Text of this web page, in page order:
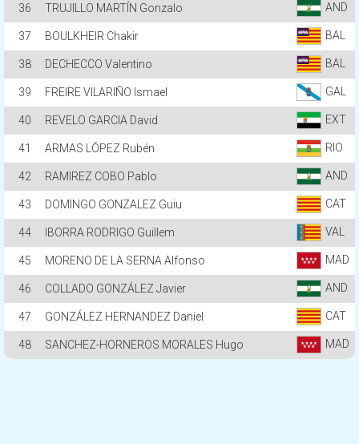
36 TRUJILLO MARTÍN Gonzalo AND
37 BOULKHEIR Chakir BAL
38 DECHECCO Valentino BAL
39 FREIRE VILARIÑO Ismael GAL
40 REVELO GARCIA David EXT
41 ARMAS LÓPEZ Rubén RIO
42 RAMIREZ COBO Pablo AND
43 DOMINGO GONZALEZ Guiu CAT
44 IBORRA RODRIGO Guillem VAL
45 MORENO DE LA SERNA Alfonso MAD
46 COLLADO GONZÁLEZ Javier AND
47 GONZÁLEZ HERNANDEZ Daniel CAT
48 SANCHEZ-HORNEROS MORALES Hugo MAD